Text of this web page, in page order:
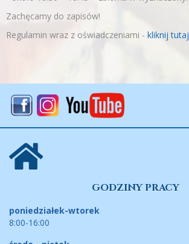
GODZINY PRACY
poniedziałek-wtorek
8:00-16:00
Zachęcamy do zapisów!
Regulamin wraz z oświadczeniami - kliknij tutaj